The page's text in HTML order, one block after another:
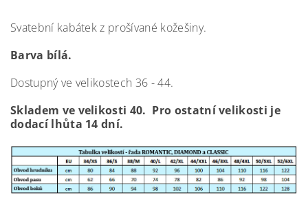
Svatební kabátek z prošívané kožešiny.
Barva bílá.
Dostupný ve velikostech 36 - 44.
Skladem ve velikosti 40. Pro ostatní velikosti je
dodací lhůta 14 dní.